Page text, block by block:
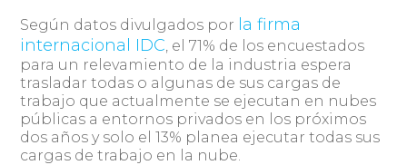
Según datos divulgados por la firma
internacional IDC, el 71% de los encuestados
para un relevamiento de la industria espera
trasladar todas o algunas de sus cargas de
trabajo que actualmente se ejecutan en nubes
públicas a entornos privados en los próximos
dos años y solo el 13% planea ejecutar todas sus
cargas de trabajo en la nube.